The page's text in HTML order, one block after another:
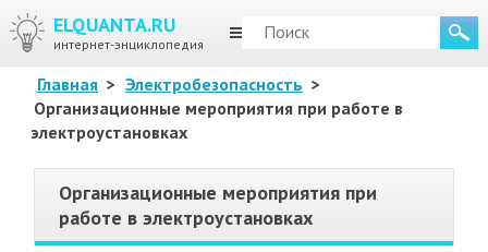
ELQUANTA.RU
интернет-энциклопедия
МЕНЮ
Главная > Электробезопасность >
Организационные мероприятия при работе в
электроустановках
Организационные мероприятия при
работе в электроустановках